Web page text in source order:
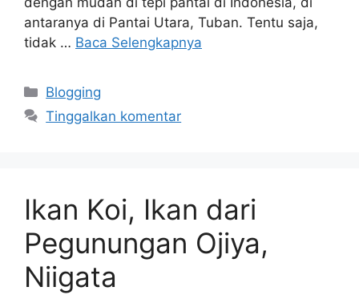
antaranya di Pantai Utara, Tuban. Tentu saja,
tidak … Baca Selengkapnya
Kategori
Blogging
Tinggalkan komentar
Ikan Koi, Ikan dari
Pegunungan Ojiya,
Niigata